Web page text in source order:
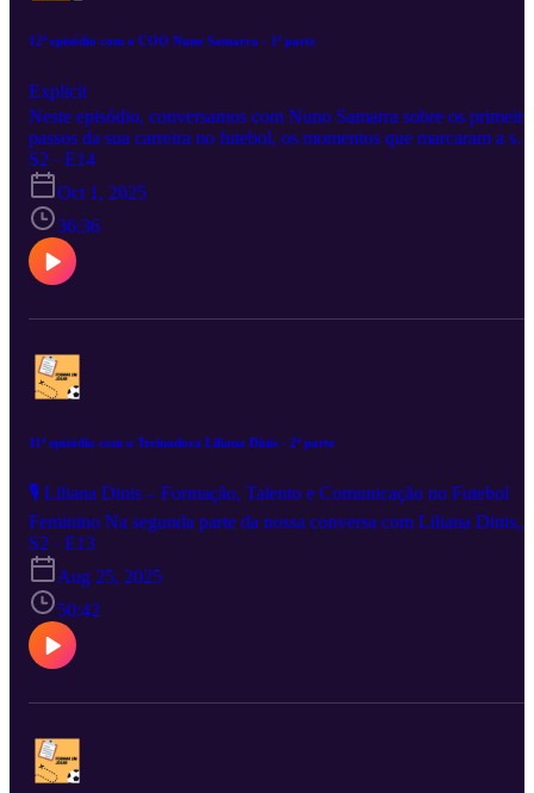
12ª episódio com o COO Nuno Samarra - 1ª parte
Explicit
Neste episódio, conversamos com Nuno Samarra sobre os
passos da sua carreira no futebol, os momentos que marcaram a sua
trajetória como jogador e o desafio da transição para funções de
gestão e direção no Alliance FC. Uma partilha inspiradora sobre
paixão, resiliência e como transformar experiência em liderança.
S2 · E14
Oct 1, 2025
36:36
11ª episódio com a Treinadora Liliana Dinis - 2ª parte
🎙️ Liliana Dinis – Formação, Talento e Comunicação no Futebol
Feminino Na segunda parte da nossa conversa com Liliana Dinis,
exploramos o seu trabalho na formação de jovens jogadores, o
sucesso como selecionadora da AF Porto U14 e U16 (campeãs
nacionais de interassociações) e a sua experiência enquanto
comentadora desportiva, refletindo sobre o impacto da
no crescimento do futebol feminino. Uma conversa completa sobre
como educar, competir e comunicar para fortalecer o futuro do jogo
S2 · E13
Aug 25, 2025
50:42